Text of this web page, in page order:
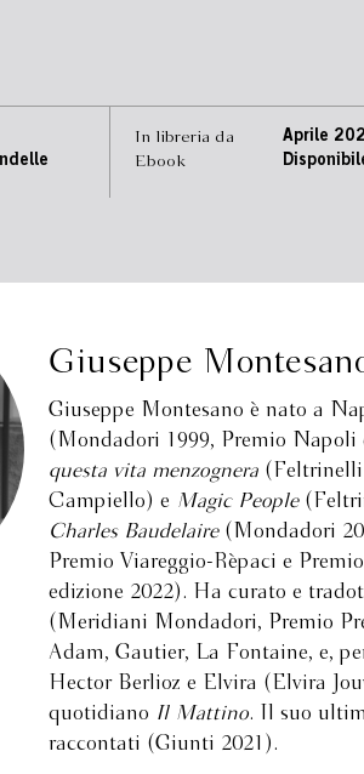
In libreria da
Ebook
Aprile
Giuseppe
Giuseppe Montesano è nato a
(Mondadori 1999, Premio
questa vita menzognera (Feltrinelli
Campiello) e Magic People
Charles Baudelaire(Mondadori
Premio Viareggio-Rèpaci e
edizione 2022). Ha curato e
(Meridiani Mondadori, Premio
Adam, Gautier, La Fontaine, e,
Hector Berlioz e Elvira (Elvira
quotidiano Il Mattino. Il suo
raccontati (Giunti 2021).